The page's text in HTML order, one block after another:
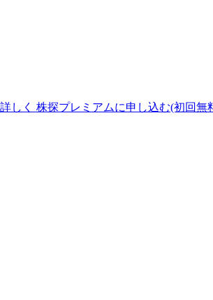
しく 株探プレミアムに申し込む(初回無